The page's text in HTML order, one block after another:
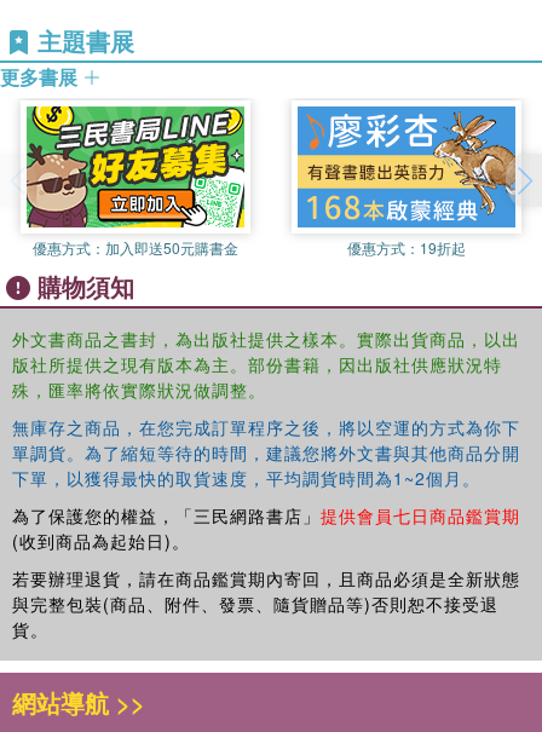
主題書展
更多書展
優惠方式： 加入即送50元購書金 優惠方式： 19折起
購物須知
外文書商品之書封，為出版社提供之樣本。實際出貨商品，以出
版社所提供之現有版本為主。部份書籍，因出版社供應狀況特
殊，匯率將依實際狀況做調整。
無庫存之商品，在您完成訂單程序之後，將以空運的方式為你下
單調貨。為了縮短等待的時間，建議您將外文書與其他商品分開
下單，以獲得最快的取貨速度，平均調貨時間為1~2個月。
為了保護您的權益，「三民網路書店」 提供會員七日商品鑑賞期
(收到商品為起始日)。
若要辦理退貨，請在商品鑑賞期內寄回，且商品必須是全新狀態
與完整包裝(商品、附件、發票、隨貨贈品等)否則恕不接受退
貨。
網站導航 >>